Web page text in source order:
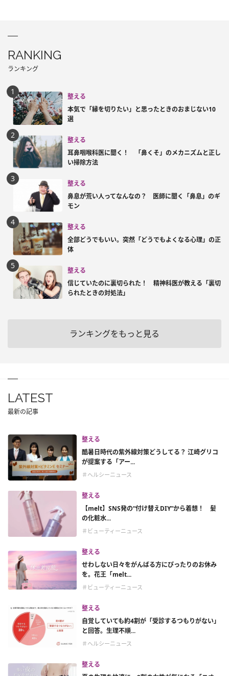
RANKING
ランキング
整える
本気で「縁を切りたい」と思ったときのおまじない10
選
整える
耳鼻咽喉科医に聞く！ 「鼻くそ」のメカニズムと正し
い掃除方法
整える
鼻息が荒い人ってなんなの？ 医師に聞く「鼻息」のギ
モン
整える
全部どうでもいい。突然「どうでもよくなる心理」の正
体
整える
信じていたのに裏切られた！ 精神科医が教える「裏切
られたときの対処法」
ランキングをもっと見る
LATEST
最新の記事
整える
酷暑日時代の紫外線対策どうしてる？ 江崎グリコ
が提案する「アー...
＃ヘルシーニュース
整える
【melt】SNS発の“付け替えDIY”から着想！ 髪
の化粧水...
＃ビューティーニュース
整える
せわしない日々をがんばる方にぴったりのお休み
を。花王「melt...
＃ビューティーニュース
整える
自覚していても約4割が「受診するつもりがない」
と回答。生理不順...
＃ヘルシーニュース
整える